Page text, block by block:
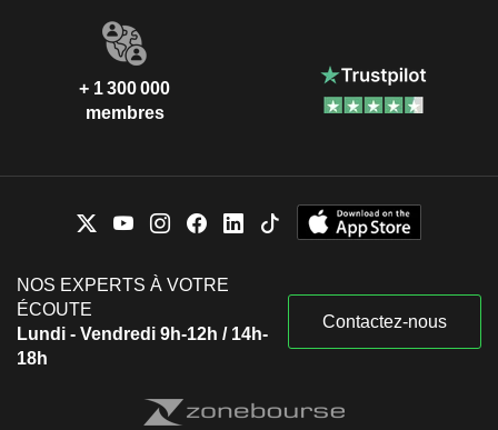
+ 1 300 000
membres
NOS EXPERTS À VOTRE
ÉCOUTE
Lundi - Vendredi 9h-12h / 14h-
18h
Contactez-nous